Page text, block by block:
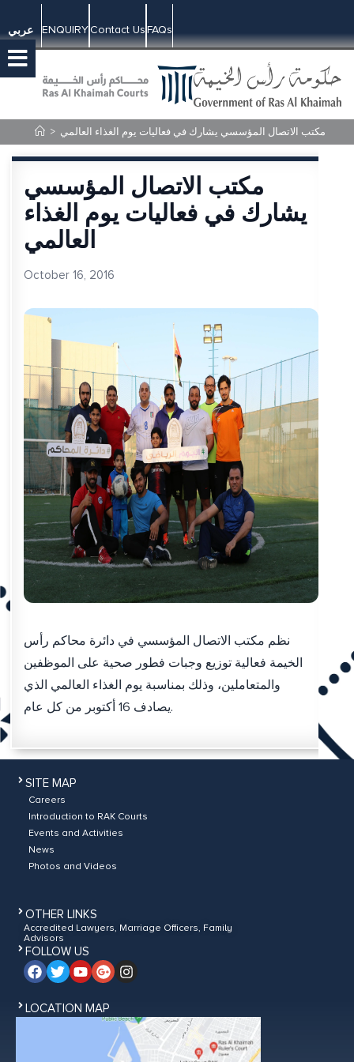
عربي ENQUIRYContact UsFAQs
> مكتب الاتصال المؤسسي يشارك في فعاليات يوم الغذاء العالمي
مكتب الاتصال المؤسسي
يشارك في فعاليات يوم الغذاء
العالمي
October 16, 2016
نظم مكتب الاتصال المؤسسي في دائرة محاكم رأس
الخيمة فعالية توزيع وجبات فطور صحية على الموظفين
والمتعاملين، وذلك بمناسبة يوم الغذاء العالمي الذي
يصادف 16 أكتوبر من كل عام.
SITE MAP
Careers
Introduction to RAK Courts
Events and Activities
News
Photos and Videos
OTHER LINKS
Accredited Lawyers, Marriage Officers, Family
Advisors
FOLLOW US
LOCATION MAP